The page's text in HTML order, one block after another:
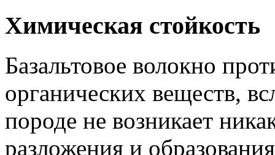
Химическая стойкость
Базальтовое волокно
органических веществ,
породе не возникает
разложения и